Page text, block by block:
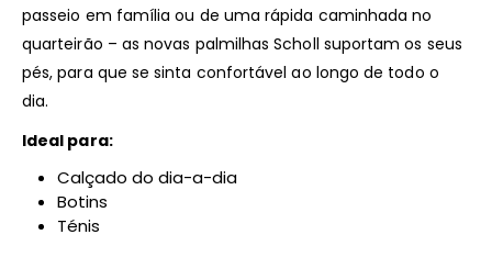
passeio em família ou de uma rápida caminhada no
quarteirão – as novas palmilhas Scholl suportam os seus
pés, para que se sinta confortável ao longo de todo o
dia.
Ideal para:
Calçado do dia-a-dia
Botins
Ténis